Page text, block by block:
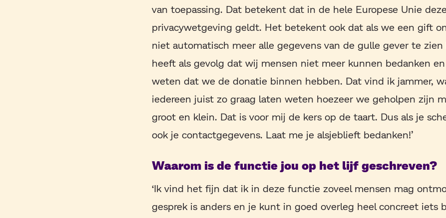
van toepassing. Dat betekent dat in de hele Europese Unie
privacywetgeving geldt. Het betekent ook dat als we een gift
niet automatisch meer alle gegevens van de gulle gever te
heeft als gevolg dat wij mensen niet meer kunnen bedanken
weten dat we de donatie binnen hebben. Dat vind ik jammer,
iedereen juist zo graag laten weten hoezeer we geholpen zijn
groot en klein. Dat is voor mij de kers op de taart. Dus als je
ook je contactgegevens. Laat me je alsjeblieft bedanken!’
Waarom is de functie jou op het lijf geschreven?
‘Ik vind het fijn dat ik in deze functie zoveel mensen mag
gesprek is anders en je kunt in goed overleg heel concreet iets